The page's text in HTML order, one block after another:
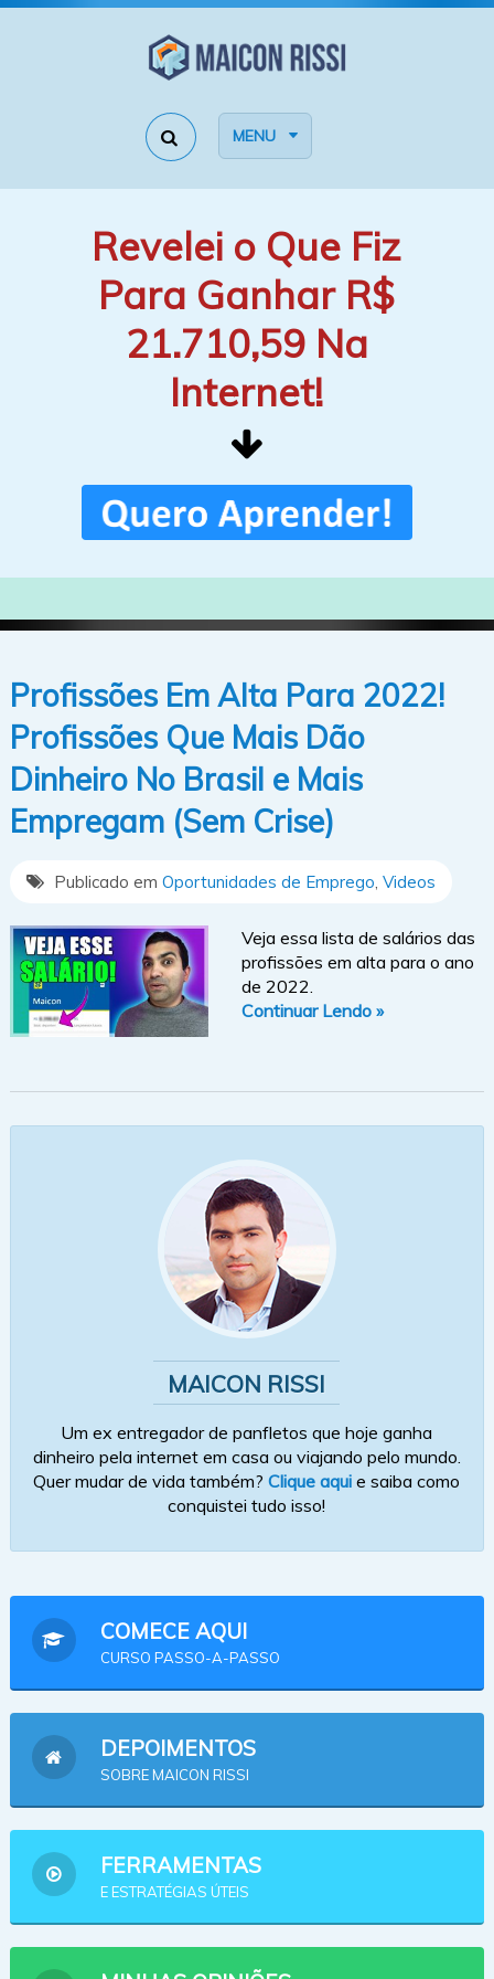
MENU
Revelei o Que Fiz
Para Ganhar R$
21.710,59 Na
Internet!
Profissões Em Alta Para 2022!
Profissões Que Mais Dão
Dinheiro No Brasil e Mais
Empregam (Sem Crise)
Publicado em Oportunidades de Emprego Videos
Veja essa lista de salários das
profissões em alta para o ano
de 2022.
Continuar Lendo »
MAICON RISSI
Um ex entregador de panfletos que hoje ganha
dinheiro pela internet em casa ou viajando pelo mundo.
Quer mudar de vida também?Clique aqui e saiba como
conquistei tudo isso!
COMECE AQUI
CURSO PASSO-A-PASSO
DEPOIMENTOS
SOBRE MAICON RISSI
FERRAMENTAS
E ESTRATÉGIAS ÚTEIS